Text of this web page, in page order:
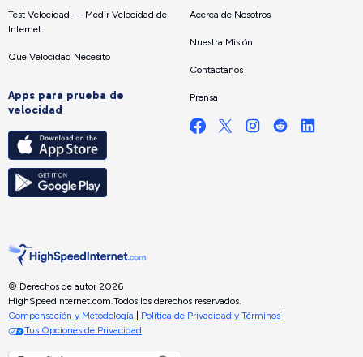
Test Velocidad — Medir Velocidad de
Internet
Que Velocidad Necesito
Apps para prueba de
velocidad
Acerca de Nosotros
Nuestra Misión
Contáctanos
Prensa
© Derechos de autor 2026
HighSpeedInternet.com. Todos los derechos reservados.
Compensación y Metodología
Política de Privacidad y Términos
Tus Opciones de Privacidad